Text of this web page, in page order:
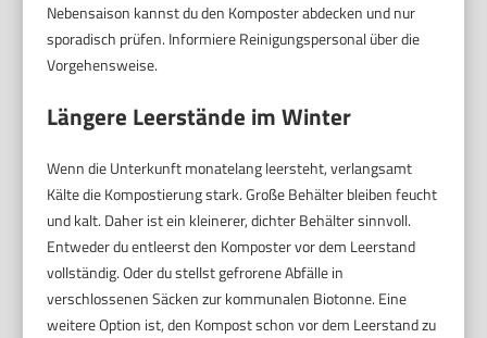
Nebensaison kannst du den Komposter abdecken und nur
sporadisch prüfen. Informiere Reinigungspersonal über die
Vorgehensweise.
Längere Leerstände im Winter
Wenn die Unterkunft monatelang leersteht, verlangsamt
Kälte die Kompostierung stark. Große Behälter bleiben feucht
und kalt. Daher ist ein kleinerer, dichter Behälter sinnvoll.
Entweder du entleerst den Komposter vor dem Leerstand
vollständig. Oder du stellst gefrorene Abfälle in
verschlossenen Säcken zur kommunalen Biotonne. Eine
weitere Option ist, den Kompost schon vor dem Leerstand zu